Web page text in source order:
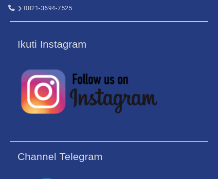
0821-3694-7525
Ikuti Instagram
Channel Telegram